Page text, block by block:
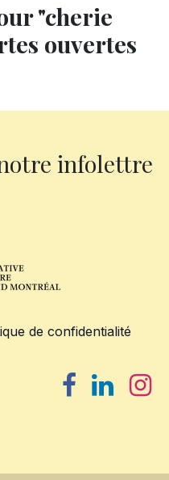
"cherie
ouvertes
infolettre
de confidentialité